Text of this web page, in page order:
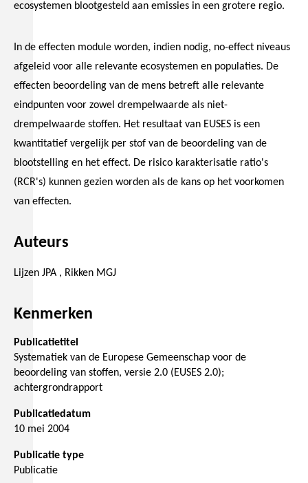
ecosystemen blootgesteld aan emissies in een grotere regio.
In de effecten module worden, indien nodig, no-effect niveaus
afgeleid voor alle relevante ecosystemen en populaties. De
effecten beoordeling van de mens betreft alle relevante
eindpunten voor zowel drempelwaarde als niet-
drempelwaarde stoffen. Het resultaat van EUSES is een
kwantitatief vergelijk per stof van de beoordeling van de
blootstelling en het effect. De risico karakterisatie ratio's
(RCR's) kunnen gezien worden als de kans op het voorkomen
van effecten.
Auteurs
Lijzen JPA , Rikken MGJ
Kenmerken
Publicatietitel
Systematiek van de Europese Gemeenschap voor de
beoordeling van stoffen, versie 2.0 (EUSES 2.0);
achtergrondrapport
Publicatiedatum
10 mei 2004
Publicatie type
Publicatie